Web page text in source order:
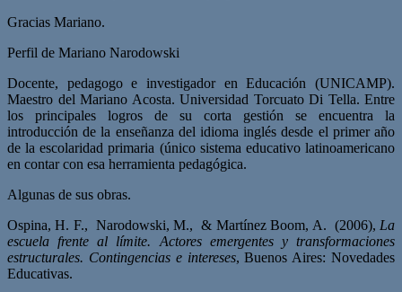
Gracias Mariano.
Perfil de Mariano Narodowski
Docente, pedagogo e investigador en Educación (UNICAMP).
Maestro del Mariano Acosta. Universidad Torcuato Di Tella. Entre
los principales logros de su corta gestión se encuentra la
introducción de la enseñanza del idioma inglés desde el primer año
de la escolaridad primaria (único sistema educativo latinoamericano
en contar con esa herramienta pedagógica.
Algunas de sus obras.
Ospina, H. F., Narodowski, M., & Martínez Boom, A. (2006), La
escuela frente al límite. Actores emergentes y transformaciones
estructurales. Contingencias e intereses, Buenos Aires: Novedades
Educativas.